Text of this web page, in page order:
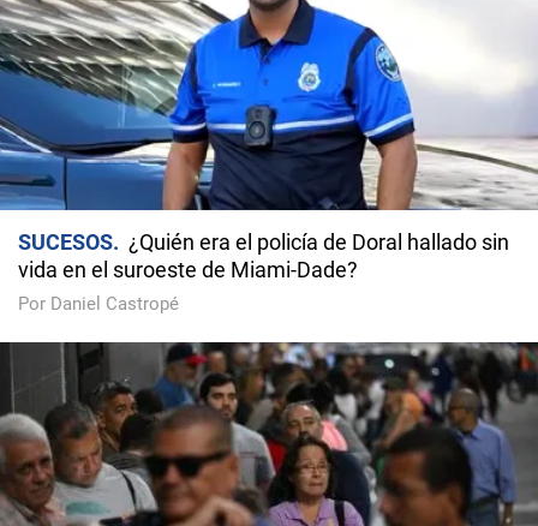
SUCESOS
¿Quién era el policía de Doral hallado sin
vida en el suroeste de Miami-Dade?
Por Daniel Castropé